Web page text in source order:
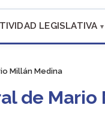
LEGISLATIVA
Millán Medina
de Mario